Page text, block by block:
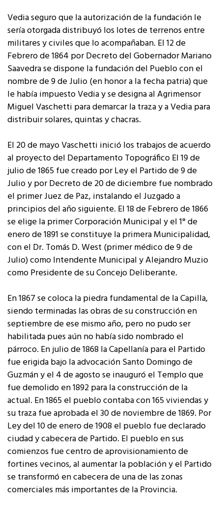
Vedia seguro que la autorización de la fundación le
sería otorgada distribuyó los lotes de terrenos entre
militares y civiles que lo acompañaban. El 12 de
Febrero de 1864 por Decreto del Gobernador Mariano
Saavedra se dispone la fundación del Pueblo con el
nombre de 9 de Julio (en honor a la fecha patria) que
le había impuesto Vedia y se designa al Agrimensor
Miguel Vaschetti para demarcar la traza y a Vedia para
distribuir solares, quintas y chacras.
El 20 de mayo Vaschetti inició los trabajos de acuerdo
al proyecto del Departamento Topográfico El 19 de
julio de 1865 fue creado por Ley el Partido de 9 de
Julio y por Decreto de 20 de diciembre fue nombrado
el primer Juez de Paz, instalando el Juzgado a
principios del año siguiente. El 18 de Febrero de 1866
se elige la primer Corporación Municipal y el 1° de
enero de 1891 se constituye la primera Municipalidad,
con el Dr. Tomás D. West (primer médico de 9 de
Julio) como Intendente Municipal y Alejandro Muzio
como Presidente de su Concejo Deliberante.
En 1867 se coloca la piedra fundamental de la Capilla,
siendo terminadas las obras de su construcción en
septiembre de ese mismo año, pero no pudo ser
habilitada pues aún no había sido nombrado el
párroco. En julio de 1868 la Capellanía para el Partido
fue erigida bajo la advocación Santo Domingo de
Guzmán y el 4 de agosto se inauguró el Templo que
fue demolido en 1892 para la construcción de la
actual. En 1865 el pueblo contaba con 165 viviendas y
su traza fue aprobada el 30 de noviembre de 1869. Por
Ley del 10 de enero de 1908 el pueblo fue declarado
ciudad y cabecera de Partido. El pueblo en sus
comienzos fue centro de aprovisionamiento de
fortines vecinos, al aumentar la población y el Partido
se transformó en cabecera de una de las zonas
comerciales más importantes de la Provincia.